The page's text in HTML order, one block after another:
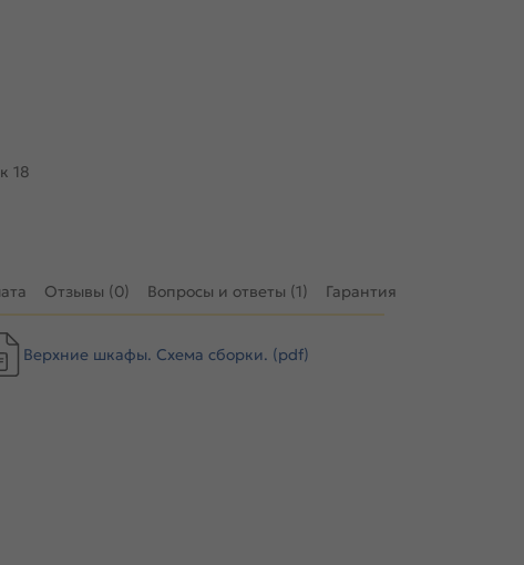
18
Отзывы (0) Вопросы и ответы (1) Гарантия
Верхние шкафы. Схема сборки. (pdf)